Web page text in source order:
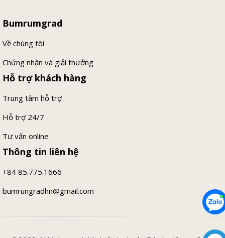
Bumrumgrad
Về chúng tôi
Chứng nhận và giải thưởng
Hỗ trợ khách hàng
Trung tâm hỗ trợ
Hỗ trợ 24/7
Tư vấn online
Thông tin liên hệ
+84 85.775.1666
bumrungradhn@gmail.com